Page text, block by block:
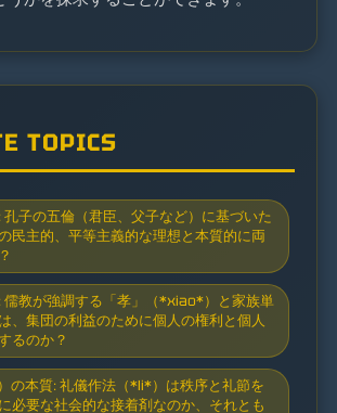
TOPICS
孔子の五倫（君臣、父子など）に基づいた
民主的、平等主義的な理想と本質的に両
儒教が強調する「孝」（*xiao*）と家族単
、集団の利益のために個人の権利と個人
るのか？
の本質: 礼儀作法（*li*）は秩序と礼節を
必要な社会的な接着剤なのか、それとも